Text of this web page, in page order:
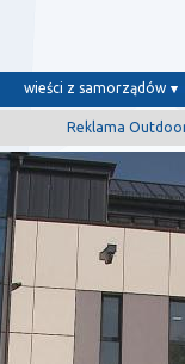
wieści z samorządów
Reklama